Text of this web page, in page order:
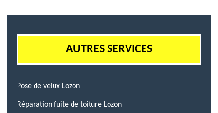
AUTRES SERVICES
Pose de velux Lozon
Réparation fuite de toiture Lozon